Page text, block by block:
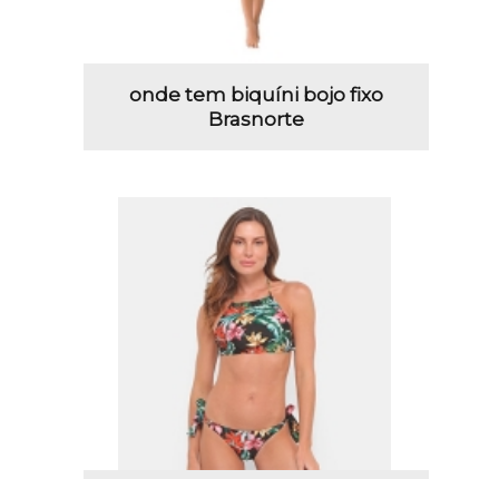
onde tem biquíni bojo fixo
Brasnorte